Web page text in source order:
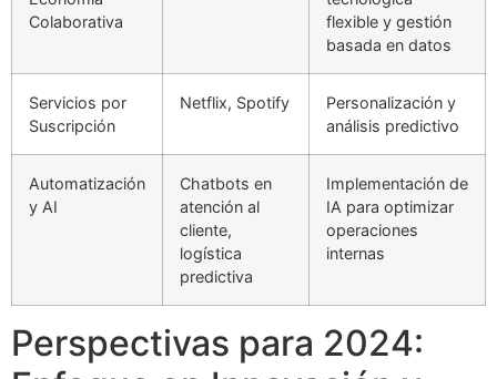
Colaborativa
flexible y gestión
basada en datos
Servicios por
Suscripción
Netflix, Spotify
Personalización y
análisis predictivo
Automatización
y AI
Chatbots en
atención al
cliente,
logística
predictiva
Implementación de
IA para optimizar
operaciones
internas
Perspectivas para 2024: